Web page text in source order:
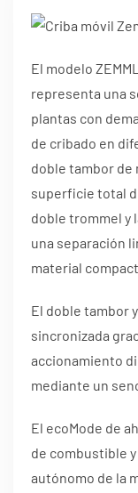
El modelo
representa una
plantas con
de cribado en
doble tambor de
superficie total
doble trommel y
una separación
material
El doble tambor
sincronizada
accionamiento
mediante un
El ecoMode de
de combustible
autónomo de la